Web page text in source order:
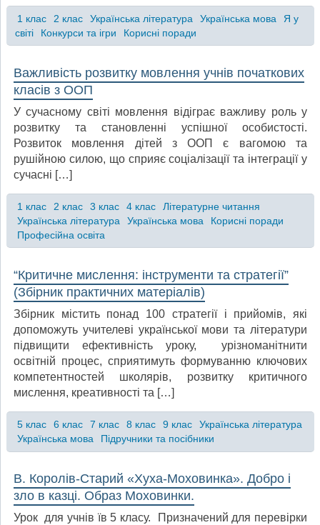
1 клас 2 клас Українська література Українська мова
Я у
світі
Конкурси та ігри Корисні поради
Важливість розвитку мовлення учнів початкових
класів з ООП
У сучасному світі мовлення відіграє важливу роль у
розвитку та становленні успішної особистості.
Розвиток мовлення дітей з ООП є вагомою та
рушійною силою, що сприяє соціалізації та інтеграції у
сучасні […]
1 клас 2 клас 3 клас 4 клас
Літературне читання
Українська література
Українська мова
Корисні поради
Професійна освіта
“Критичне мислення: інструменти та стратегії”
(Збірник практичних матеріалів)
Збірник містить понад 100 стратегії і прийомів, які
допоможуть учителеві української мови та літератури
підвищити ефективність уроку, урізноманітнити
освітній процес, сприятимуть формуванню ключових
компетентностей школярів, розвитку критичного
мислення, креативності та […]
5 клас 6 клас 7 клас 8 клас 9 клас
Українська література
Українська мова
Підручники та посібники
В. Королів-Старий «Хуха-Моховинка». Добро і
зло в казці. Образ Моховинки.
Урок для учнів їв 5 класу. Призначений для перевірки